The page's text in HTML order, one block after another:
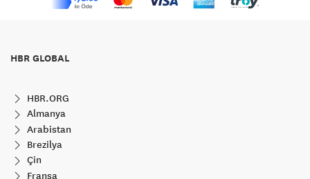
HBR GLOBAL
HBR.ORG
Almanya
Arabistan
Brezilya
Çin
Fransa